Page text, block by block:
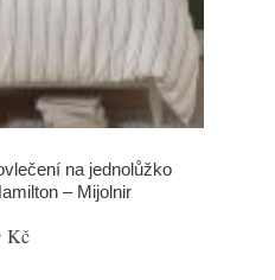
na jednolůžko
– Mijolnir
Kč